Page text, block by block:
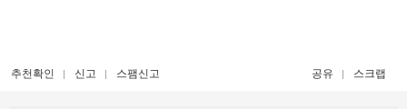
추천확인 신고 스팸신고 공유 스크랩